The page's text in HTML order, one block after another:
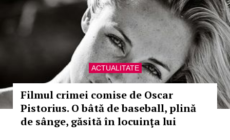
ACTUALITATE
Filmul crimei comise de Oscar
Pistorius. O bâtă de baseball, plină
de sânge, găsită în locuinţa lui